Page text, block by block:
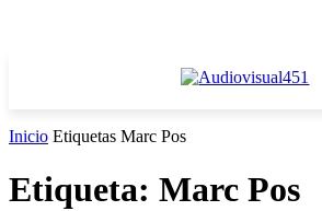
Inicio Etiquetas Marc Pos
Etiqueta: Marc Pos